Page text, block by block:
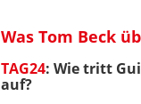
Was Tom Beck
TAG24: Wie tritt
auf?